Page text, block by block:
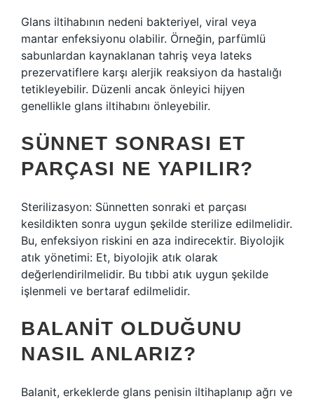
Glans iltihabının nedeni bakteriyel, viral veya
mantar enfeksiyonu olabilir. Örneğin, parfümlü
sabunlardan kaynaklanan tahriş veya lateks
prezervatiflere karşı alerjik reaksiyon da hastalığı
tetikleyebilir. Düzenli ancak önleyici hijyen
genellikle glans iltihabını önleyebilir.
SÜNNET SONRASI ET
PARÇASI NE YAPILIR?
Sterilizasyon: Sünnetten sonraki et parçası
kesildikten sonra uygun şekilde sterilize edilmelidir.
Bu, enfeksiyon riskini en aza indirecektir. Biyolojik
atık yönetimi: Et, biyolojik atık olarak
değerlendirilmelidir. Bu tıbbi atık uygun şekilde
işlenmeli ve bertaraf edilmelidir.
BALANIT OLDUĞUNU
NASIL ANLARIZ?
Balanit, erkeklerde glans penisin iltihaplanıp ağrı ve